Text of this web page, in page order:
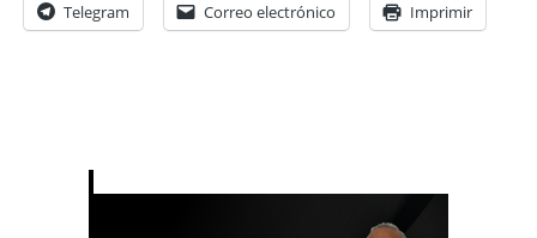
Telegram Correo electrónico Imprimir